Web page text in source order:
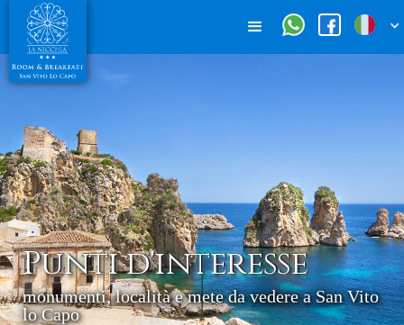
Punti d'interesse
monumenti, località e mete da vedere a San Vito
lo Capo